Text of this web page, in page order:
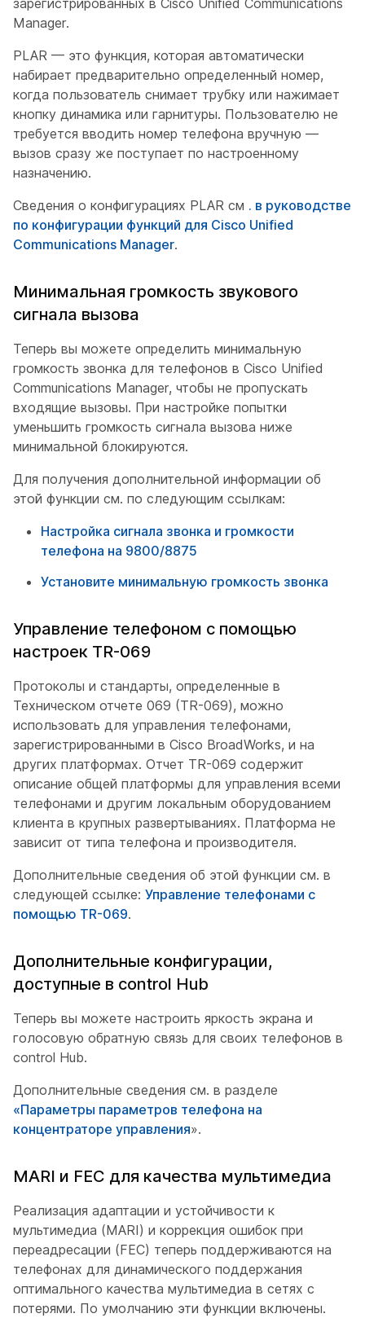
Manager.
PLAR — это функция, которая автоматически
набирает предварительно определенный номер,
когда пользователь снимает трубку или нажимает
кнопку динамика или гарнитуры. Пользователю не
требуется вводить номер телефона вручную —
вызов сразу же поступает по настроенному
назначению.
Сведения о конфигурациях PLAR см . в руководстве
по конфигурации функций для Cisco Unified
Communications Manager.
Минимальная громкость звукового
сигнала вызова
Теперь вы можете определить минимальную
громкость звонка для телефонов в Cisco Unified
Communications Manager, чтобы не пропускать
входящие вызовы. При настройке попытки
уменьшить громкость сигнала вызова ниже
минимальной блокируются.
Для получения дополнительной информации об
этой функции см. по следующим ссылкам:
Настройка сигнала звонка и громкости
телефона на 9800/8875
Установите минимальную громкость звонка
Управление телефоном с помощью
настроек TR-069
Протоколы и стандарты, определенные в
Техническом отчете 069 (TR-069), можно
использовать для управления телефонами,
зарегистрированными в Cisco BroadWorks, и на
других платформах. Отчет TR-069 содержит
описание общей платформы для управления всеми
телефонами и другим локальным оборудованием
клиента в крупных развертываниях. Платформа не
зависит от типа телефона и производителя.
Дополнительные сведения об этой функции см. в
следующей ссылке: Управление телефонами с
помощью TR-069.
Дополнительные конфигурации,
доступные в control Hub
Теперь вы можете настроить яркость экрана и
голосовую обратную связь для своих телефонов в
control Hub.
Дополнительные сведения см. в разделе
«Параметры параметров телефона на
концентраторе управления».
MARI и FEC для качества мультимедиа
Реализация адаптации и устойчивости к
мультимедиа (MARI) и коррекция ошибок при
переадресации (FEC) теперь поддерживаются на
телефонах для динамического поддержания
оптимального качества мультимедиа в сетях с
потерями. По умолчанию эти функции включены.